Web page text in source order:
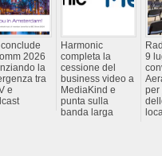
conclude
2026
la
tra
e
Harmonic
completa la
cessione del
business video a
MediaKind e
punta sulla
banda larga
9
per